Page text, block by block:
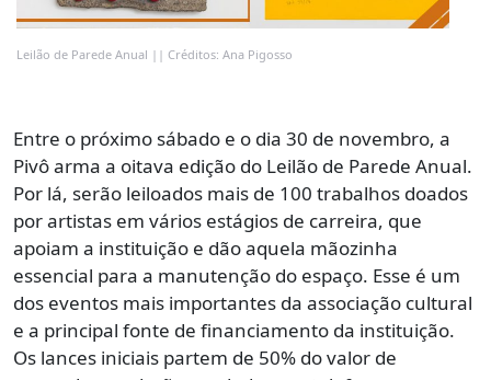
Leilão de Parede Anual || Créditos: Ana Pigosso
Entre o próximo sábado e o dia 30 de novembro, a
Pivô arma a oitava edição do Leilão de Parede Anual.
Por lá, serão leiloados mais de 100 trabalhos doados
por artistas em vários estágios de carreira, que
apoiam a instituição e dão aquela mãozinha
essencial para a manutenção do espaço. Esse é um
dos eventos mais importantes da associação cultural
e a principal fonte de financiamento da instituição.
Os lances iniciais partem de 50% do valor de